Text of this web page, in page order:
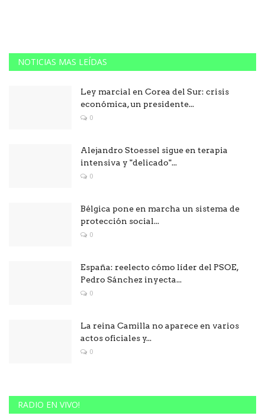
NOTICIAS MAS LEÍDAS
Ley marcial en Corea del Sur: crisis
económica, un presidente...
0
Alejandro Stoessel sigue en terapia
intensiva y "delicado"...
0
Bélgica pone en marcha un sistema de
protección social...
0
España: reelecto cómo líder del PSOE,
Pedro Sánchez inyecta...
0
La reina Camilla no aparece en varios
actos oficiales y...
0
RADIO EN VIVO!